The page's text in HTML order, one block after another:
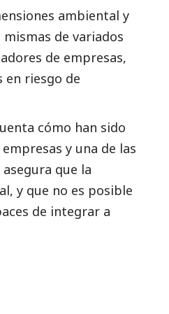
ambiental y
de variados
de empresas,
en riesgo de
cómo han sido
y una de las
que la
, y que no es posible
de integrar a